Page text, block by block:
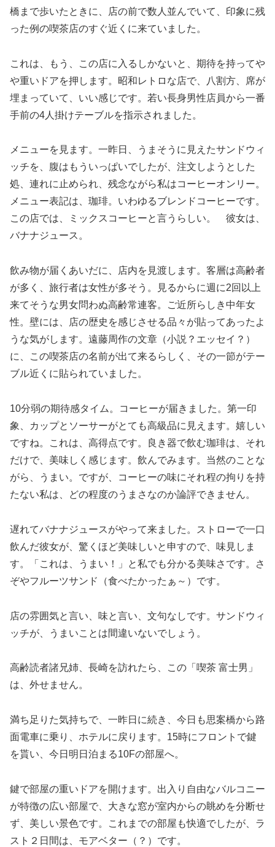
橋まで歩いたときに、店の前で数人並んでいて、印象に残
った例の喫茶店のすぐ近くに来ていました。
これは、もう、この店に入るしかないと、期待を持ってや
や重いドアを押します。昭和レトロな店で、八割方、席が
埋まっていて、いい感じです。若い長身男性店員から一番
手前の4人掛けテーブルを指示されました。
メニューを見ます。一昨日、うまそうに見えたサンドウィ
ッチを、腹はもういっぱいでしたが、注文しようとした
処、連れに止められ、残念ながら私はコーヒーオンリー。
メニュー表記は、珈琲。いわゆるブレンドコーヒーです。
この店では、ミックスコーヒーと言うらしい。 彼女は、
バナナジュース。
飲み物が届くあいだに、店内を見渡します。客層は高齢者
が多く、旅行者は女性が多そう。見るからに週に2回以上
来てそうな男女問わぬ高齢常連客。ご近所らしき中年女
性。壁には、店の歴史を感じさせる品々が貼ってあったよ
うな気がします。遠藤周作の文章（小説？エッセイ？）
に、この喫茶店の名前が出て来るらしく、その一節がテー
ブル近くに貼られていました。
10分弱の期待感タイム。コーヒーが届きました。第一印
象、カップとソーサーがとても高級品に見えます。嬉しい
ですね。これは、高得点です。良き器で飲む珈琲は、それ
だけで、美味しく感じます。飲んでみます。当然のことな
がら、うまい。ですが、コーヒーの味にそれ程の拘りを持
たない私は、どの程度のうまさなのか論評できません。
遅れてバナナジュースがやって来ました。ストローで一口
飲んだ彼女が、驚くほど美味しいと申すので、味見しま
す。「これは、うまい！」と私でも分かる美味さです。さ
ぞやフルーツサンド（食べたかったぁ～）です。
店の雰囲気と言い、味と言い、文句なしです。サンドウィ
ッチが、うまいことは間違いないでしょう。
高齢読者諸兄姉、長崎を訪れたら、この「喫茶 富士男」
は、外せません。
満ち足りた気持ちで、一昨日に続き、今日も思案橋から路
面電車に乗り、ホテルに戻ります。15時にフロントで鍵
を貰い、今日明日泊まる10Fの部屋へ。
鍵で部屋の重いドアを開けます。出入り自由なバルコニー
が特徴の広い部屋で、大きな窓が室内からの眺めを分断せ
ず、美しい景色です。これまでの部屋も快適でしたが、ラ
スト２日間は、モアベター（？）です。